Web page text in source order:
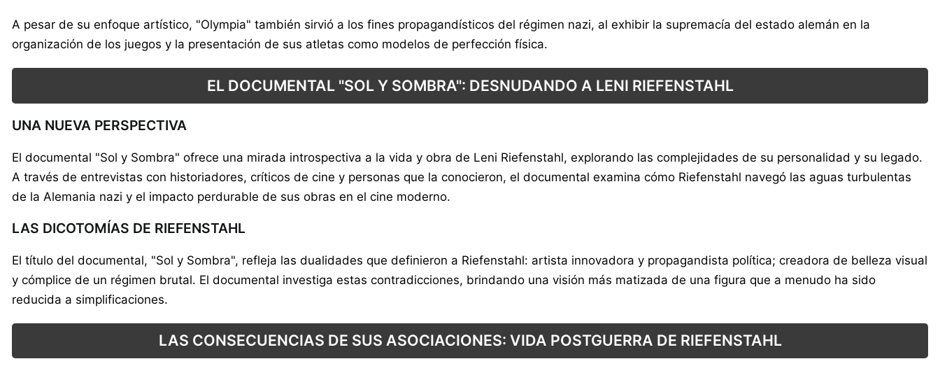
A pesar de su enfoque artístico, "Olympia" también sirvió a los fines propagandísticos del régimen nazi, al exhibir la supremacía del estado alemán en la
organización de los juegos y la presentación de sus atletas como modelos de perfección física.
EL DOCUMENTAL "SOL Y SOMBRA": DESNUDANDO A LENI RIEFENSTAHL
UNA NUEVA PERSPECTIVA
El documental "Sol y Sombra" ofrece una mirada introspectiva a la vida y obra de Leni Riefenstahl, explorando las complejidades de su personalidad y su legado.
A través de entrevistas con historiadores, críticos de cine y personas que la conocieron, el documental examina cómo Riefenstahl navegó las aguas turbulentas
de la Alemania nazi y el impacto perdurable de sus obras en el cine moderno.
LAS DICOTOMÍAS DE RIEFENSTAHL
El título del documental, "Sol y Sombra", refleja las dualidades que definieron a Riefenstahl: artista innovadora y propagandista política; creadora de belleza visual
y cómplice de un régimen brutal. El documental investiga estas contradicciones, brindando una visión más matizada de una figura que a menudo ha sido
reducida a simplificaciones.
LAS CONSECUENCIAS DE SUS ASOCIACIONES: VIDA POSTGUERRA DE RIEFENSTAHL